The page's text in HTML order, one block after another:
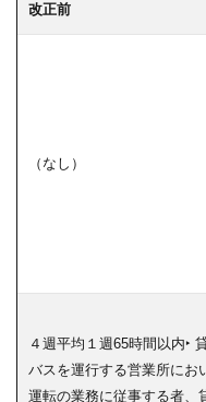
改正前
（なし）
４週平均１週65時間以内‣
バスを運行する営業所にお
運転の業務に従事する者、